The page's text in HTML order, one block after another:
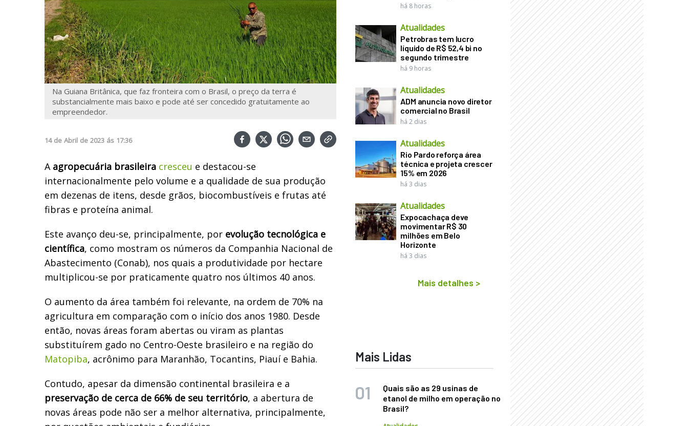
Na Guiana Britânica, que faz fronteira com o Brasil, o preço da terra é
substancialmente mais baixo e pode até ser concedido gratuitamente ao
empreendedor.
14 de Abril de 2023 ás 17:36
A agropecuária brasileira cresceu e destacou-se
internacionalmente pelo volume e a qualidade de sua produção
em dezenas de itens, desde grãos, biocombustíveis e frutas até
fibras e proteína animal.
Este avanço deu-se, principalmente, por evolução tecnológica e
científica, como mostram os números da Companhia Nacional de
Abastecimento (Conab), nos quais a produtividade por hectare
multiplicou-se por praticamente quatro nos últimos 40 anos.
O aumento da área também foi relevante, na ordem de 70% na
agricultura em comparação com o início dos anos 1980. Desde
então, novas áreas foram abertas ou viram as plantas
substituírem gado no Centro-Oeste brasileiro e na região do
Matopiba, acrônimo para Maranhão, Tocantins, Piauí e Bahia.
Contudo, apesar da dimensão continental brasileira e a
preservação de cerca de 66% de seu território, a abertura de
novas áreas pode não ser a melhor alternativa, principalmente,
há 8 horas
Atualidades
Petrobras tem lucro
líquido de R$ 52,4 bi no
segundo trimestre
há 9 horas
Atualidades
ADM anuncia novo diretor
comercial no Brasil
há 2 dias
Atualidades
Rio Pardo reforça área
técnica e projeta crescer
15% em 2026
há 3 dias
Atualidades
Expocachaça deve
movimentar R$ 30
milhões em Belo
Horizonte
há 3 dias
Mais detalhes >
Mais Lidas
Quais são as 29 usinas de
etanol de milho em operação no
Brasil?